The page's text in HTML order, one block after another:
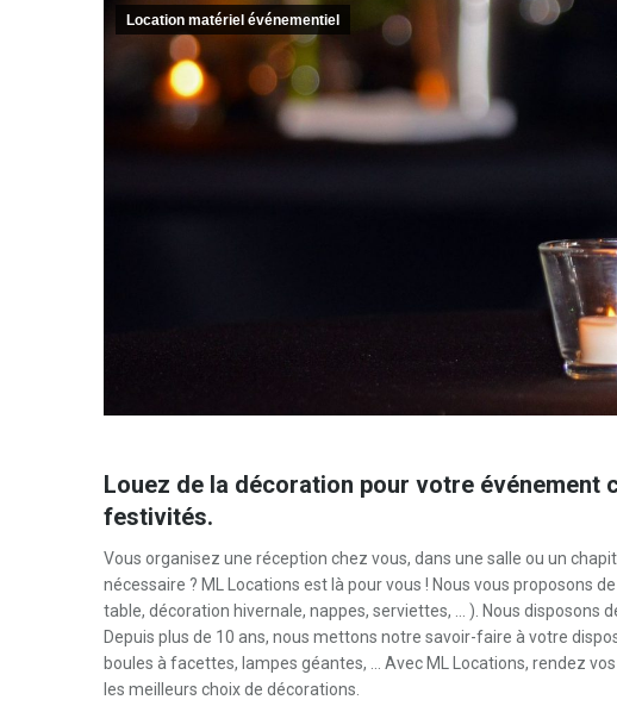
Location matériel événementiel
Louez de la décoration pour votre événement
festivités.
Vous organisez une réception chez vous, dans une salle ou un
nécessaire ? ML Locations est là pour vous ! Nous vous proposons
table, décoration hivernale, nappes, serviettes, … ). Nous disposons
Depuis plus de 10 ans, nous mettons notre savoir-faire à votre
boules à facettes, lampes géantes, … Avec ML Locations, rendez
les meilleurs choix de décorations.